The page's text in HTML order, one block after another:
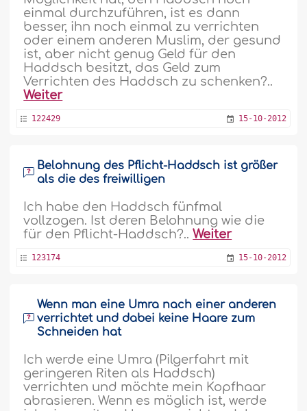
einmal durchzuführen, ist es dann
besser, ihn noch einmal zu verrichten
oder einem anderen Muslim, der gesund
ist, aber nicht genug Geld für den
Haddsch besitzt, das Geld zum
Verrichten des Haddsch zu schenken?..
Weiter
122429 15-10-2012
Belohnung des Pflicht-Haddsch ist größer
als die des freiwilligen
Ich habe den Haddsch fünfmal
vollzogen. Ist deren Belohnung wie die
für den Pflicht-Haddsch?..Weiter
123174 15-10-2012
Wenn man eine Umra nach einer anderen
verrichtet und dabei keine Haare zum
Schneiden hat
Ich werde eine Umra (Pilgerfahrt mit
geringeren Riten als Haddsch)
verrichten und möchte mein Kopfhaar
abrasieren. Wenn es möglich ist, werde